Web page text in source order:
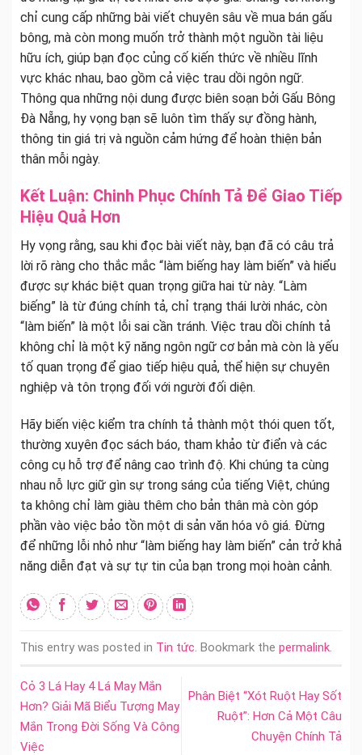
chỉ cung cấp những bài viết chuyên sâu về mua bán gấu
bông, mà còn mong muốn trở thành một nguồn tài liệu
hữu ích, giúp bạn đọc củng cố kiến thức về nhiều lĩnh
vực khác nhau, bao gồm cả việc trau dồi ngôn ngữ.
Thông qua những nội dung được biên soạn bởi Gấu Bông
Đà Nẵng, hy vọng bạn sẽ luôn tìm thấy sự đồng hành,
thông tin giá trị và nguồn cảm hứng để hoàn thiện bản
thân mỗi ngày.
Kết Luận: Chinh Phục Chính Tả Để Giao Tiếp
Hiệu Quả Hơn
Hy vọng rằng, sau khi đọc bài viết này, bạn đã có câu trả
lời rõ ràng cho thắc mắc “làm biếng hay làm biến” và hiểu
được sự khác biệt quan trọng giữa hai từ này. “Làm
biếng” là từ đúng chính tả, chỉ trạng thái lười nhác, còn
“làm biến” là một lỗi sai cần tránh. Việc trau dồi chính tả
không chỉ là một kỹ năng ngôn ngữ cơ bản mà còn là yếu
tố quan trọng để giao tiếp hiệu quả, thể hiện sự chuyên
nghiệp và tôn trọng đối với người đối diện.
Hãy biến việc kiểm tra chính tả thành một thói quen tốt,
thường xuyên đọc sách báo, tham khảo từ điển và các
công cụ hỗ trợ để nâng cao trình độ. Khi chúng ta cùng
nhau nỗ lực giữ gìn sự trong sáng của tiếng Việt, chúng
ta không chỉ làm giàu thêm cho bản thân mà còn góp
phần vào việc bảo tồn một di sản văn hóa vô giá. Đừng
để những lỗi nhỏ như “làm biếng hay làm biến” cản trở khả
năng diễn đạt và sự tự tin của bạn trong mọi hoàn cảnh.
This entry was posted in Tin tức. Bookmark the permalink.
Cỏ 3 Lá Hay 4 Lá May Mắn
Hơn? Giải Mã Biểu Tượng May
Mắn Trong Đời Sống Và Công
Việc
Phân Biệt “Xót Ruột Hay Sốt
Ruột”: Hơn Cả Một Câu
Chuyện Chính Tả